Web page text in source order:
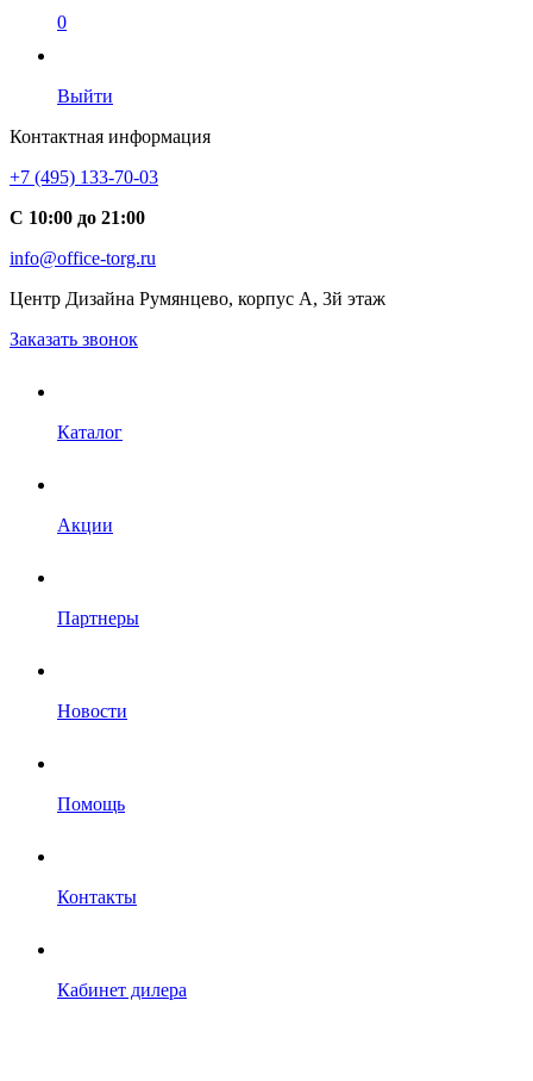
0
Выйти
Контактная информация
+7 (495) 133-70-03
С 10:00 до 21:00
info@office-torg.ru
Центр Дизайна Румянцево, корпус А, 3й этаж
Заказать звонок
Каталог
Акции
Партнеры
Новости
Помощь
Контакты
Кабинет дилера